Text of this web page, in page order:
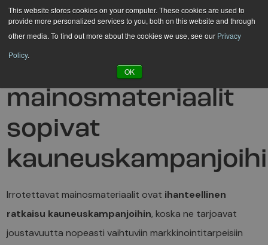
This website stores cookies on your computer. These cookies are used to
provide more personalized services to you, both on this website and through
other media. To find out more about the cookies we use, see our Privacy
Policy.
OK
Hyppää
sisältöön
Miksi irrotettavat
mainosmateriaalit
sopivat
Irrotettavat mainosmateriaalit ovat ihanteellinen
ratkaisu kauneuskampanjoihin, koska ne tarjoavat
joustavuutta nopeasti vaihtuviin markkinointitarpeisiin